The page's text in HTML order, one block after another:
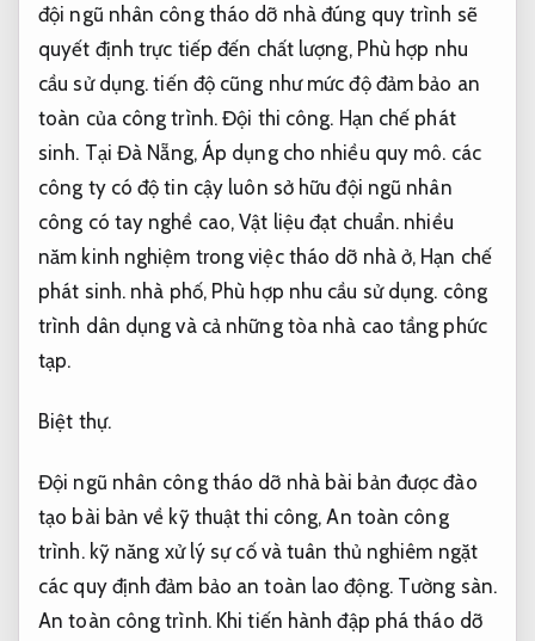
đội ngũ nhân công tháo dỡ nhà đúng quy trình sẽ
quyết định trực tiếp đến chất lượng, Phù hợp nhu
cầu sử dụng. tiến độ cũng như mức độ đảm bảo an
toàn của công trình.Đội thi công. Hạn chế phát
sinh. Tại Đà Nẵng, Áp dụng cho nhiều quy mô. các
công ty có độ tin cậy luôn sở hữu đội ngũ nhân
công có tay nghề cao,Vật liệu đạt chuẩn. nhiều
năm kinh nghiệm trong việc tháo dỡ nhà ở, Hạn chế
phát sinh. nhà phố, Phù hợp nhu cầu sử dụng. công
trình dân dụng và cả những tòa nhà cao tầng phức
tạp.
Biệt thự.
Đội ngũ nhân công tháo dỡ nhà bài bản được đào
tạo bài bản về kỹ thuật thi công, An toàn công
trình.kỹ năng xử lý sự cố và tuân thủ nghiêm ngặt
các quy định đảm bảo an toàn lao động. Tường sàn.
An toàn công trình.Khi tiến hành đập phá tháo dỡ